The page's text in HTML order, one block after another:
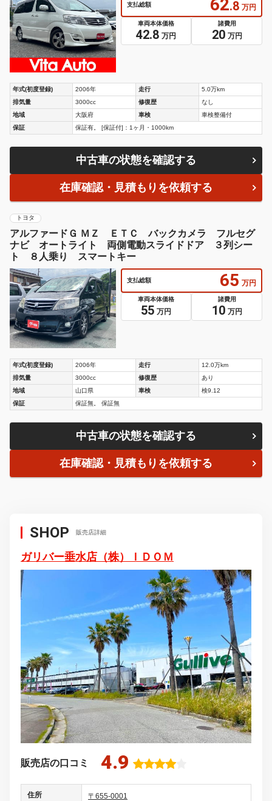
支払総額 62.8 万円
車両本体価格
42.8 万円
諸費用
20 万円
年式(初度登録) 2006年 走行
5.0万km
排気量
3000cc 修復歴
なし
地域
大阪府 車検
車検整備付
保証
保証有。 [保証付]：1ヶ月・1000km
中古車の状態を確認する
在庫確認・見積もりを依頼する
トヨタ
アルファードＧ ＭＺ ＥＴＣ バックカメラ フルセグ
ナビ オートライト 両側電動スライドドア ３列シー
ト ８人乗り スマートキー
支払総額 65 万円
車両本体価格
55 万円
諸費用
10 万円
年式(初度登録) 2006年 走行
12.0万km
排気量
3000cc 修復歴
あり
地域
山口県 車検
検9.12
保証
保証無。 保証無
中古車の状態を確認する
在庫確認・見積もりを依頼する
SHOP 販売店詳細
ガリバー垂水店（株）ＩＤＯＭ
販売店の口コミ 4.9
住所
〒655-0001